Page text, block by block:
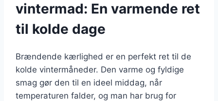
vintermad: En varmende ret
til kolde dage
Brændende kærlighed er en perfekt ret til de
kolde vintermåneder. Den varme og fyldige
smag gør den til en ideel middag, når
temperaturen falder, og man har brug for